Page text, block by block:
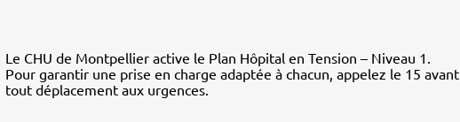
Le CHU de Montpellier active le Plan Hôpital en Tension – Niveau 1.
Pour garantir une prise en charge adaptée à chacun, appelez le 15 avant
tout déplacement aux urgences.